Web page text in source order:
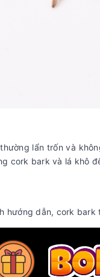
lẩn trốn và
cork bark và lá khô
hướng dẫn, cork bark